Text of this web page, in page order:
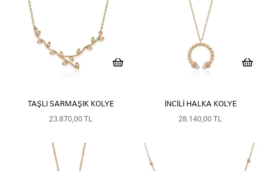
TAŞLI SARMAŞIK KOLYE
23.870,00 TL
İNCILI HALKA KOLYE
28.140,00 TL